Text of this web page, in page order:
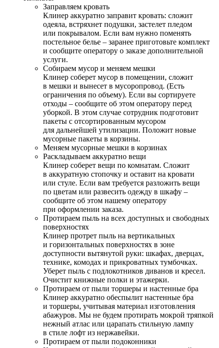
Заправляем кровать
Клинер аккуратно заправит кровать: сложит
одеяла, встряхнет подушки, застелет пледом
или покрывалом. Если вам нужно поменять
постельное белье – заранее приготовьте комплект
и сообщите оператору о заказе дополнительной
услуги.
Собираем мусор и меняем мешки
Клинер соберет мусор в помещении, сложит
в мешки и вынесет в мусоропровод. (Есть
ограничения по объему). Если вы сортируете
отходы – сообщите об этом оператору перед
уборкой. В этом случае сотрудник подготовит
пакеты с отсортированным мусором
для дальнейшей утилизации. Положит новые
мусорные пакеты в корзины.
Меняем мусорные мешки в корзинах
Раскладываем аккуратно вещи
Клинер соберет вещи по комнатам. Сложит
в аккуратную стопочку и оставит на кровати
или стуле. Если вам требуется разложить вещи
по цветам или развесить одежду в шкафу –
сообщите об этом нашему оператору
при оформлении заказа.
Протираем пыль на всех доступных и свободных
поверхностях
Клинер протрет пыль на вертикальных
и горизонтальных поверхностях в зоне
доступности вытянутой руки: шкафах, дверцах,
технике, комодах и прикроватных тумбочках.
Уберет пыль с подлокотников диванов и кресел.
Очистит книжные полки и этажерки.
Протираем от пыли торшеры и настенные бра
Клинер аккуратно обеспылит настенные бра
и торшеры, учитывая материал изготовления
абажуров. Мы не будем протирать мокрой тряпкой
нежный атлас или царапать стильную лампу
в стиле лофт из нержавейки.
Протираем от пыли подоконники